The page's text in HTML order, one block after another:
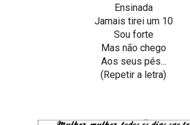
Ensinada
Jamais tirei um 10
Sou forte
Mas não chego
Aos seus pés...
(Repetir a letra)